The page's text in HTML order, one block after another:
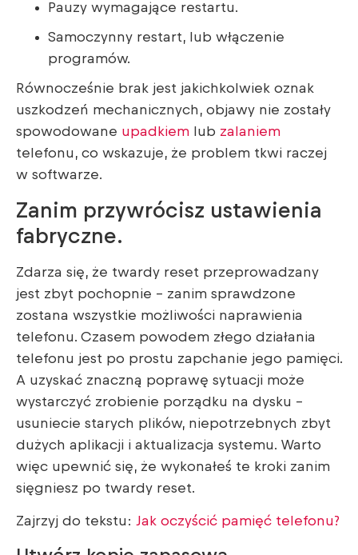
Pauzy wymagające restartu.
Samoczynny restart, lub włączenie
programów.
Równocześnie brak jest jakichkolwiek oznak
uszkodzeń mechanicznych, objawy nie zostały
spowodowane upadkiem lub zalaniem
telefonu, co wskazuje, że problem tkwi raczej
w softwarze.
Zanim przywrócisz ustawienia
fabryczne.
Zdarza się, że twardy reset przeprowadzany
jest zbyt pochopnie – zanim sprawdzone
zostana wszystkie możliwości naprawienia
telefonu. Czasem powodem złego działania
telefonu jest po prostu zapchanie jego pamięci.
A uzyskać znaczną poprawę sytuacji może
wystarczyć zrobienie porządku na dysku –
usuniecie starych plików, niepotrzebnych zbyt
dużych aplikacji i aktualizacja systemu. Warto
więc upewnić się, że wykonałeś te kroki zanim
sięgniesz po twardy reset.
Zajrzyj do tekstu: Jak oczyścić pamięć telefonu?